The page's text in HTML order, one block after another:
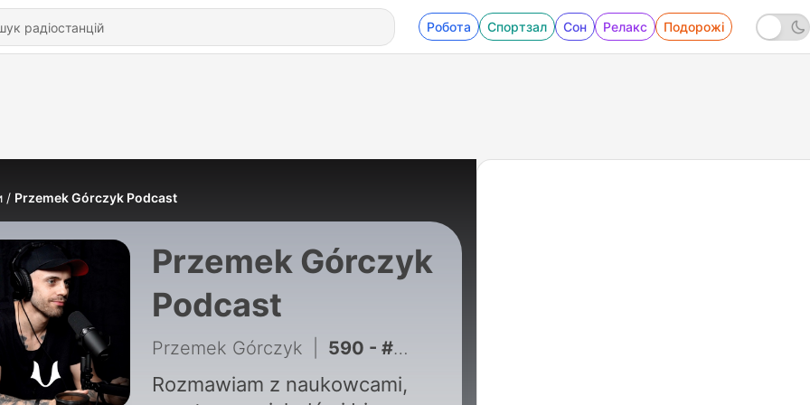
Робота Спортзал Сон Релакс Подорожі
Przemek Górczyk Podcast
Przemek Górczyk
Podcast
Przemek Górczyk 590 - #581 Dlaczego Nie Pamiętasz Tego Co Przeczytałeś? Gra o Tron, Odyseja, Diuna - dr Krzysztof M. Maj
Rozmawiam z naukowcami,